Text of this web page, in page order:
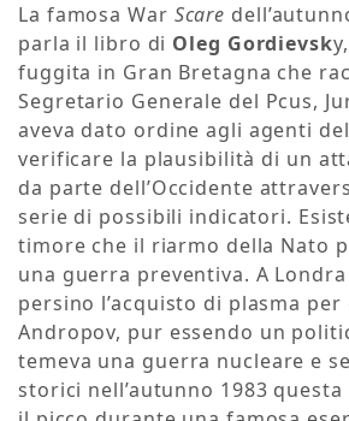
La famosa War Scare
parla il libro di Oleg Gordievsk
fuggita in Gran Bretagna che
Segretario Generale del Pcus,
aveva dato ordine agli agenti
verificare la plausibilità di un
da parte dell’Occidente
serie di possibili indicatori.
timore che il riarmo della Nato
una guerra preventiva. A
persino l’acquisto di plasma
Andropov, pur essendo un
temeva una guerra nucleare e
storici nell’autunno 1983